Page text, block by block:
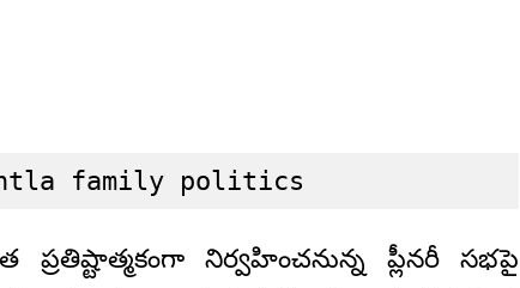
family politics
నిర్వహించనున్న ప్లీనరీ సభపై